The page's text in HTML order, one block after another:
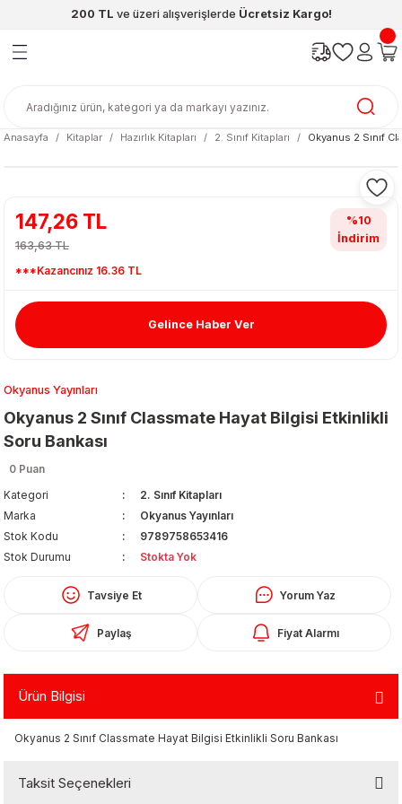
200 TL ve üzeri alışverişlerde Ücretsiz Kargo!
Geri Dön
Geri Dön
& Matara
Geri Dön
Geri Dön
Geri Dön
Geri Dön
Anasayfa
Kitaplar Hazırlık Kitapları 2. Sınıf Kitapları Okyanus 2 Sınıf
Okyanus Yayınları
Okyanus 2 Sınıf Classmate Hayat Bilgisi Etkinlikli
Soru Bankası
0 Puan
Kategori
2. Sınıf Kitapları
Marka
Okyanus Yayınları
Stok Kodu
9789758653416
Stok Durumu
Stokta Yok
Tavsiye Et Yorum Yaz
Paylaş Fiyat Alarmı
147,26 TL
163,63 TL
***Kazancınız 16.36 TL
%10
İndirim
Gelince Haber Ver
Ürün Bilgisi
Okyanus 2 Sınıf Classmate Hayat Bilgisi Etkinlikli Soru Bankası
Taksit Seçenekleri